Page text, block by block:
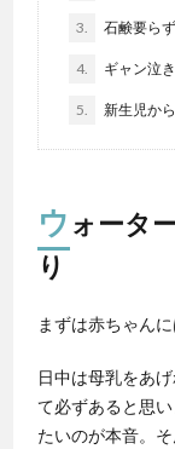
3. 石鹸要ら
4. ギャン泣
5. 新生児か
ウ ォータ
り
まずは赤ちゃん
日中は母乳をあ
て必ずあると思
たいのが本音。